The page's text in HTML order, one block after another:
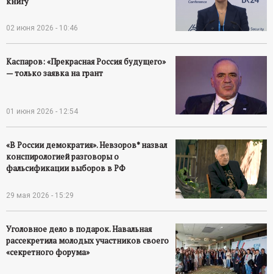
02 июня 2026 - 10:46
Каспаров: «Прекрасная Россия будущего»
— только заявка на грант
01 июня 2026 - 12:54
«В России демократия». Невзоров* назвал
конспирологией разговоры о
фальсификации выборов в РФ
29 мая 2026 - 15:29
Уголовное дело в подарок. Навальная
рассекретила молодых участников своего
«секретного форума»